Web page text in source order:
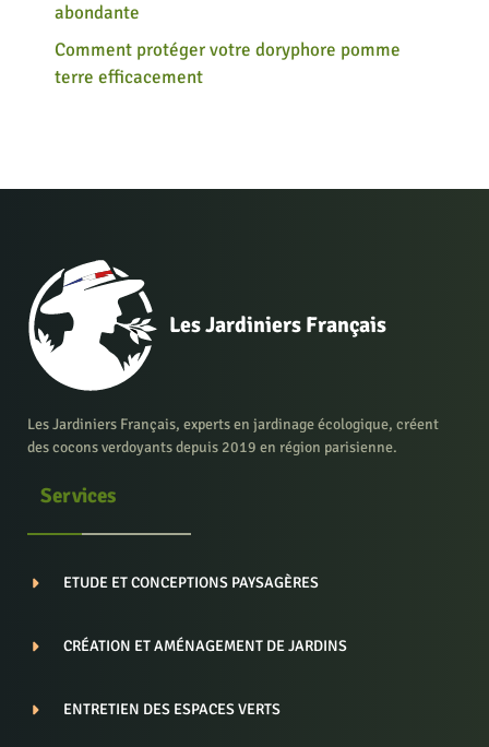
abondante
Comment protéger votre doryphore pomme
terre efficacement
Les Jardiniers Français
Les Jardiniers Français, experts en jardinage écologique, créent
des cocons verdoyants depuis 2019 en région parisienne.
Services
ETUDE ET CONCEPTIONS PAYSAGÈRES
CRÉATION ET AMÉNAGEMENT DE JARDINS
ENTRETIEN DES ESPACES VERTS